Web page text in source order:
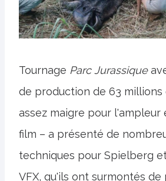
Tournage Parc Jurassique
de production de 63 millions
assez maigre pour
film – a présenté de
techniques pour Spielberg
VFX, qu'ils ont surmontés de